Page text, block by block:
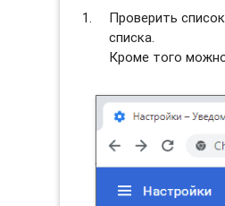
Проверить
списка.
Кроме того